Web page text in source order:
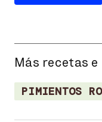
Más recetas
PIMIENTOS